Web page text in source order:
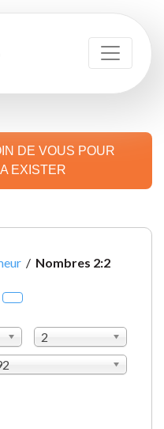
DE VOUS POUR
EXISTER
/ Nombres 2:2
2